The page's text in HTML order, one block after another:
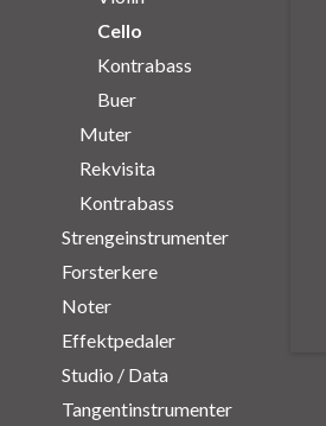
Cello
Kontrabass
Buer
Muter
Rekvisita
Kontrabass
Strengeinstrumenter
Forsterkere
Noter
Effektpedaler
Studio / Data
Tangentinstrumenter